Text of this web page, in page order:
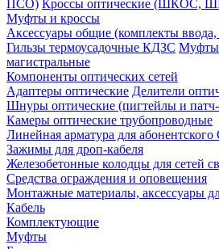
ПСО) Кроссы оптические (ШКОС,
Муфты и кроссы
Аксессуары общие (комплекты ввода,
Гильзы термоусадочные КДЗС Муфты
магистральные
Компоненты оптических сетей
Адаптеры оптические Делители
Шнуры оптические (пигтейлы и
Камеры оптические трубопроводные
Линейная арматура для
Зажимы для дроп-кабеля
Железобетонные колодцы для сетей
Средства ограждения и оповещения
Монтажные материалы, аксессуары
Кабель
Комплектующие
Муфты